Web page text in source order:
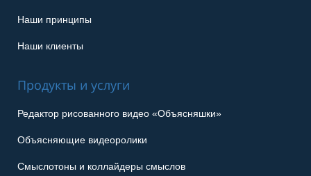
Наши принципы
Наши клиенты
Продукты и услуги
Редактор рисованного видео «Объясняшки»
Объясняющие видеоролики
Смыслотоны и коллайдеры смыслов